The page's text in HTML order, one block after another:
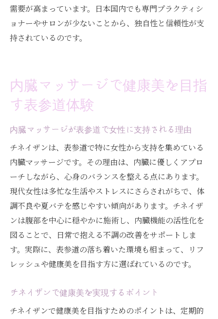
需要が高まっています。日本国内でも専門プラクティシ
ョナーやサロンが少ないことから、独自性と信頼性が支
持されているのです。
内臓マッサージで健康美を目指
す表参道体験
内臓マッサージが表参道で女性に支持される理由
チネイザンは、表参道で特に女性から支持を集めている
内臓マッサージです。その理由は、内臓に優しくアプロ
ーチしながら、心身のバランスを整える点にあります。
現代女性は多忙な生活やストレスにさらされがちで、体
調不良や夏バテを感じやすい傾向があります。チネイザ
ンは腹部を中心に穏やかに施術し、内臓機能の活性化を
図ることで、日常で抱える不調の改善をサポートしま
す。実際に、表参道の落ち着いた環境も相まって、リフ
レッシュや健康美を目指す方に選ばれているのです。
チネイザンで健康美を実現するポイント
チネイザンで健康美を目指すためのポイントは、定期的